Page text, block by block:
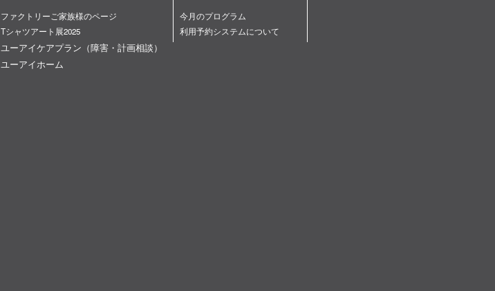
ファクトリーご家族様のページ
Tシャツアート展2025
ユーアイケアプラン（障害・計画相談）
ユーアイホーム
今月のプログラム
利用予約システムについて